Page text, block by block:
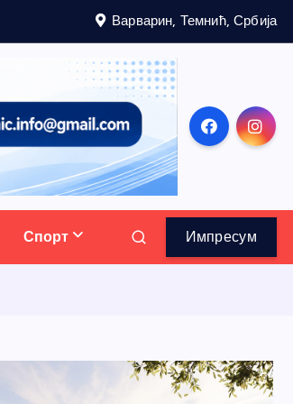
Варварин, Темнић, Србија
Спорт Импресум